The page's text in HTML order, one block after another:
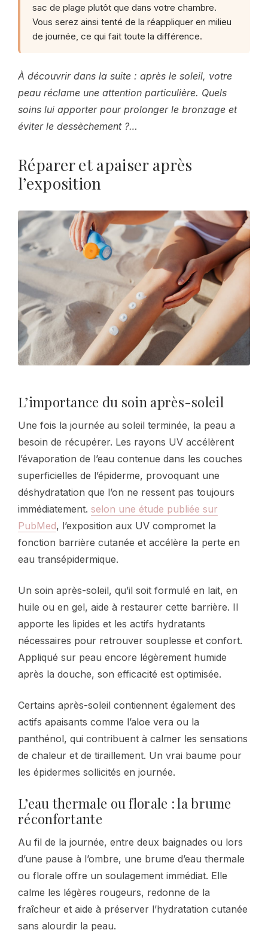
sac de plage plutôt que dans votre chambre.
Vous serez ainsi tenté de la réappliquer en milieu
de journée, ce qui fait toute la différence.
À découvrir dans la suite : après le soleil, votre
peau réclame une attention particulière. Quels
soins lui apporter pour prolonger le bronzage et
éviter le dessèchement ?…
Réparer et apaiser après
l’exposition
L’importance du soin après-soleil
Une fois la journée au soleil terminée, la peau a
besoin de récupérer. Les rayons UV accélèrent
l’évaporation de l’eau contenue dans les couches
superficielles de l’épiderme, provoquant une
déshydratation que l’on ne ressent pas toujours
immédiatement. selon une étude publiée sur
PubMed, l’exposition aux UV compromet la
fonction barrière cutanée et accélère la perte en
eau transépidermique.
Un soin après-soleil, qu’il soit formulé en lait, en
huile ou en gel, aide à restaurer cette barrière. Il
apporte les lipides et les actifs hydratants
nécessaires pour retrouver souplesse et confort.
Appliqué sur peau encore légèrement humide
après la douche, son efficacité est optimisée.
Certains après-soleil contiennent également des
actifs apaisants comme l’aloe vera ou la
panthénol, qui contribuent à calmer les sensations
de chaleur et de tiraillement. Un vrai baume pour
les épidermes sollicités en journée.
L’eau thermale ou florale : la brume
réconfortante
Au fil de la journée, entre deux baignades ou lors
d’une pause à l’ombre, une brume d’eau thermale
ou florale offre un soulagement immédiat. Elle
calme les légères rougeurs, redonne de la
fraîcheur et aide à préserver l’hydratation cutanée
sans alourdir la peau.